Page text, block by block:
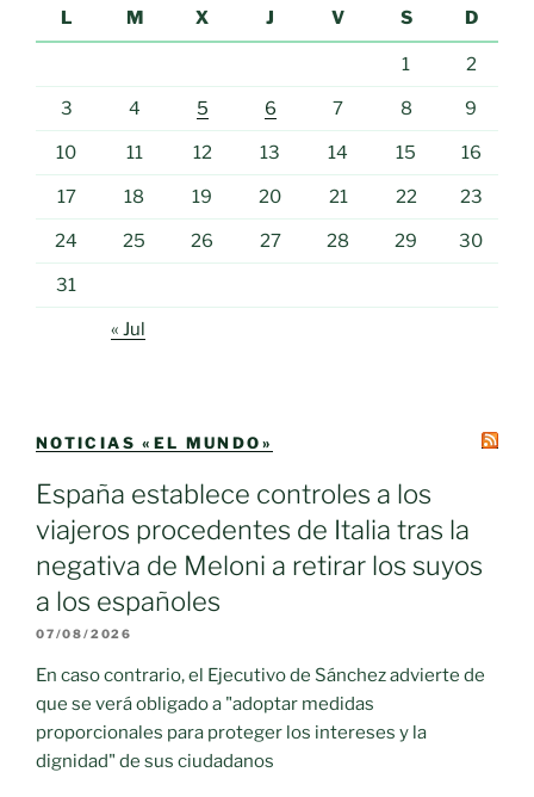
L
M X J V S D
1 2
3 4 5 6 7 8 9
10 11 12 13 14 15 16
17 18 19 20 21 22 23
24 25 26 27 28 29 30
31
« Jul
NOTICIAS «EL MUNDO»
España establece controles a los
viajeros procedentes de Italia tras la
negativa de Meloni a retirar los suyos
a los españoles
07/08/2026
En caso contrario, el Ejecutivo de Sánchez advierte de
que se verá obligado a "adoptar medidas
proporcionales para proteger los intereses y la
dignidad" de sus ciudadanos